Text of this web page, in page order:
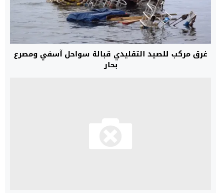
غرق مركب للصيد التقليدي قبالة سواحل آسفي ومصرع
بحار